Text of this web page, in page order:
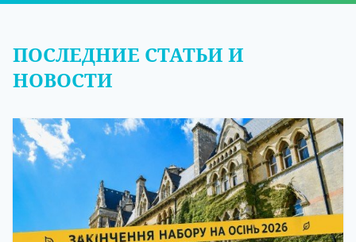
ПОСЛЕДНИЕ СТАТЬИ И
НОВОСТИ